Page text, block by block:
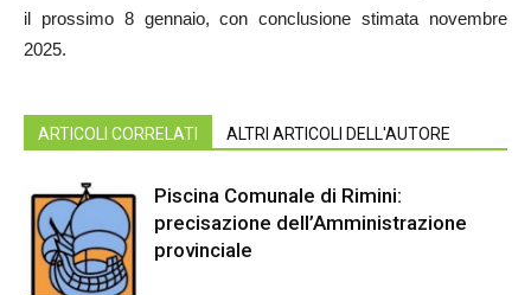
il prossimo 8 gennaio, con conclusione stimata novembre
2025.
ARTICOLI CORRELATI ALTRI ARTICOLI DELL'AUTORE
Piscina Comunale di Rimini:
precisazione dell’Amministrazione
provinciale